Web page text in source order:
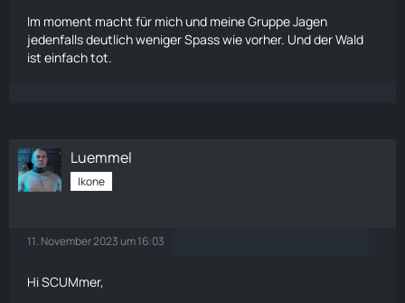
Im moment macht für mich und meine Gruppe Jagen
jedenfalls deutlich weniger Spass wie vorher. Und der Wald
ist einfach tot.
Luemmel
Ikone
11. November 2023 um 16:03
Hi SCUMmer,